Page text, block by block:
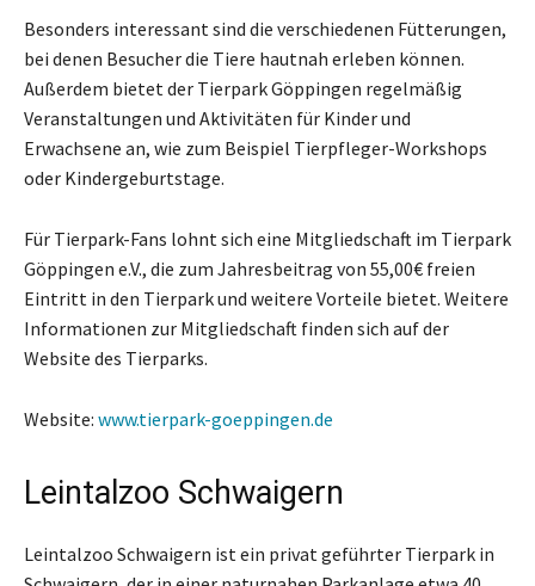
Besonders interessant sind die verschiedenen Fütterungen,
bei denen Besucher die Tiere hautnah erleben können.
Außerdem bietet der Tierpark Göppingen regelmäßig
Veranstaltungen und Aktivitäten für Kinder und
Erwachsene an, wie zum Beispiel Tierpfleger-Workshops
oder Kindergeburtstage.
Für Tierpark-Fans lohnt sich eine Mitgliedschaft im Tierpark
Göppingen e.V., die zum Jahresbeitrag von 55,00€ freien
Eintritt in den Tierpark und weitere Vorteile bietet. Weitere
Informationen zur Mitgliedschaft finden sich auf der
Website des Tierparks.
Website: www.tierpark-goeppingen.de
Leintalzoo Schwaigern
Leintalzoo Schwaigern ist ein privat geführter Tierpark in